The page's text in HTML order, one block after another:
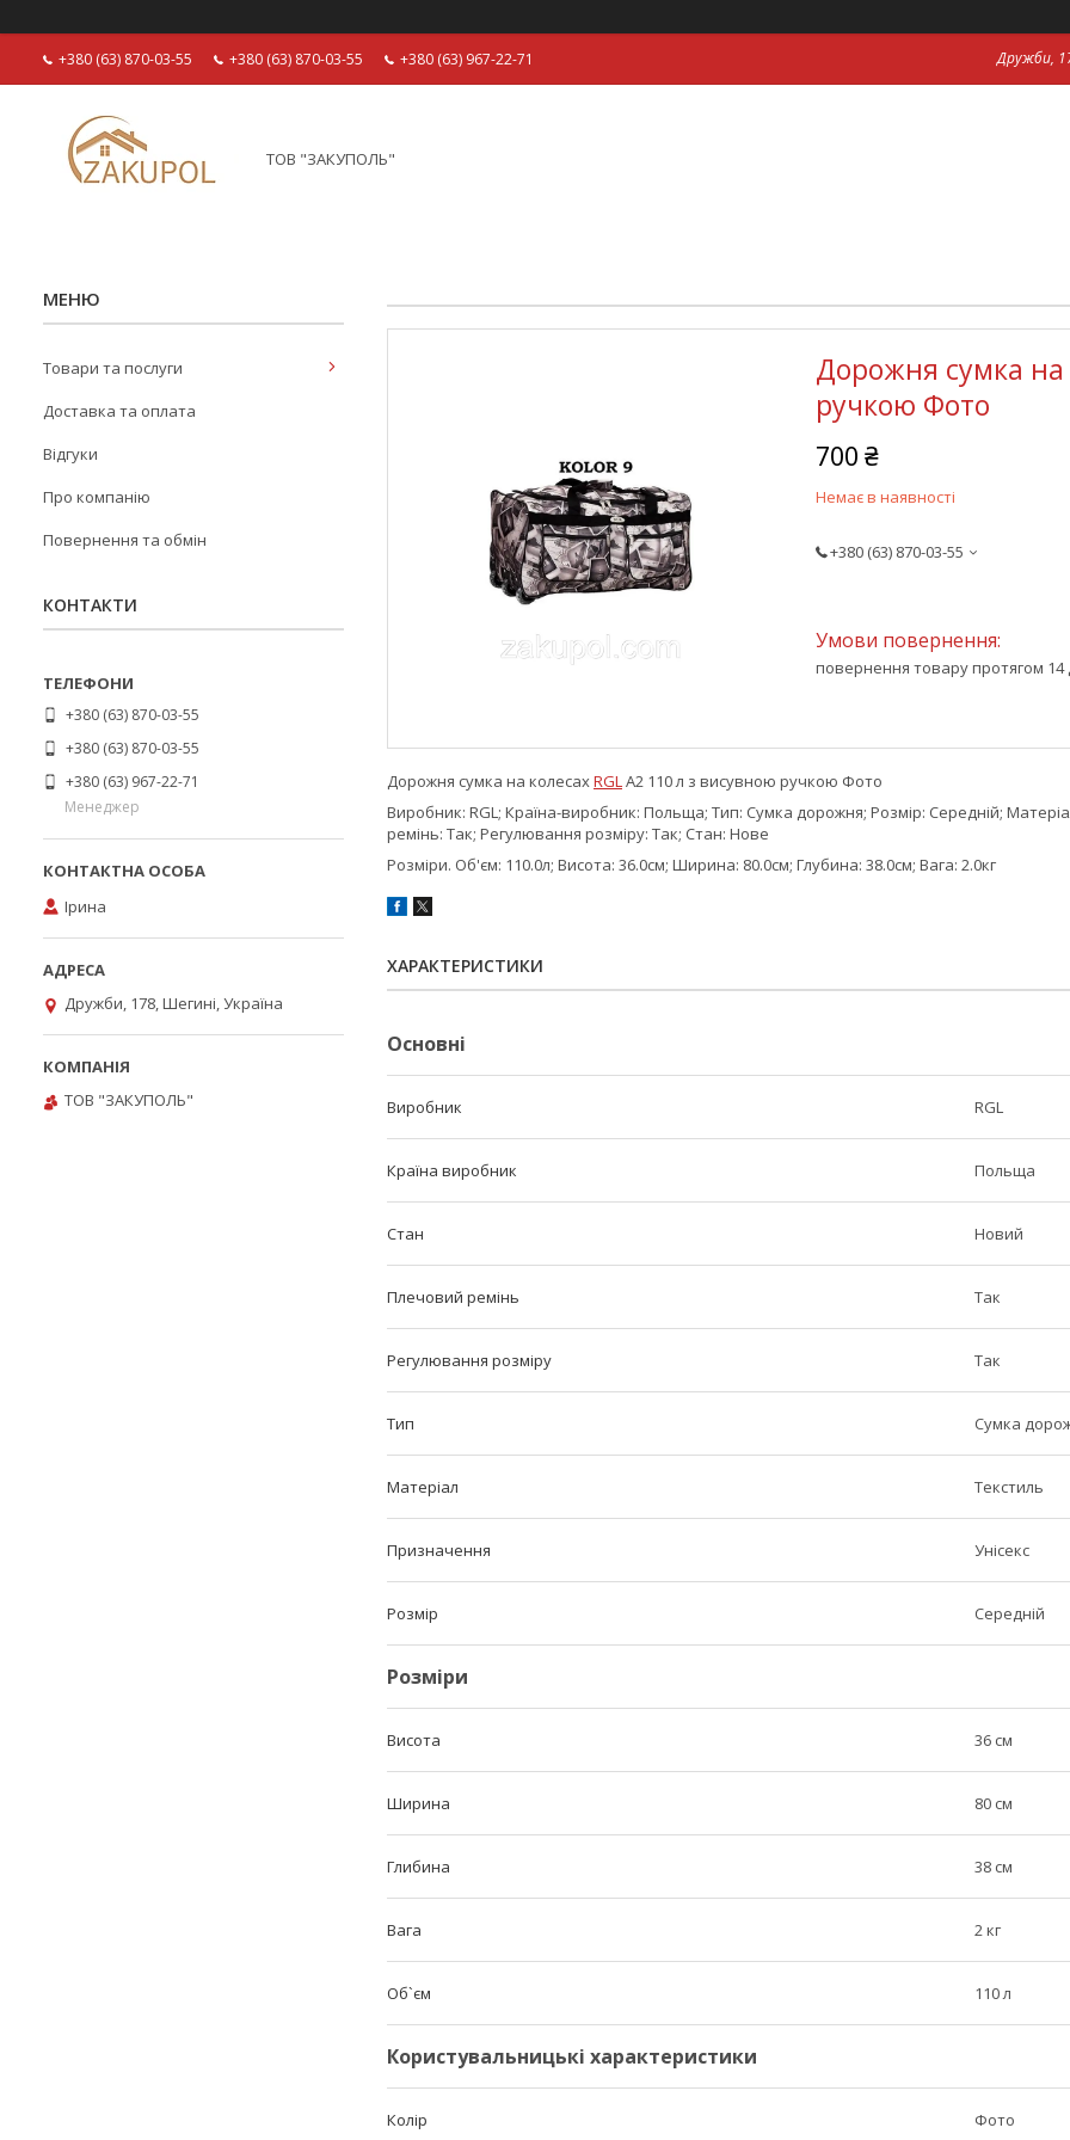
+380 (63) 870-03-55 +380 (63) 870-03-55 +380 (63) 967-22-71 Дружби,
ТОВ "ЗАКУПОЛЬ"
Дорожня сумка на
ручкою Фото
700 ₴
Немає в наявності
+380 (63) 870-03-55
повернення товару протягом 14
Дорожня сумка на колесахRGLA2 110 л з висувною ручкою Фото
Виробник: RGL; Країна-виробник: Польща; Тип: Сумка дорожня; Розмір: Середній;
ремінь: Так; Регулювання розміру: Так; Стан: Нове
Розміри. Об'єм: 110.0л; Висота: 36.0см; Ширина: 80.0см; Глубина: 38.0см; Вага: 2.0кг
ХАРАКТЕРИСТИКИ
Основні
Виробник RGL
Країна виробник Польща
Стан Новий
Плечовий ремінь Так
Регулювання розміру Так
Тип Сумка
Матеріал Текстиль
Призначення Унісекс
Розмір Середній
Розміри
Висота 36 см
Ширина 80 см
Глибина 38 см
Вага 2 кг
Об`єм 110 л
Користувальницькі характеристики
Колір Фото
Товари та послуги
Доставка та оплата
Відгуки
Про компанію
Повернення та обмін
КОНТАКТИ
+380 (63) 870-03-55
+380 (63) 870-03-55
+380 (63) 967-22-71
Менеджер
Ірина
Дружби, 178, Шегині, Україна
ТОВ "ЗАКУПОЛЬ"